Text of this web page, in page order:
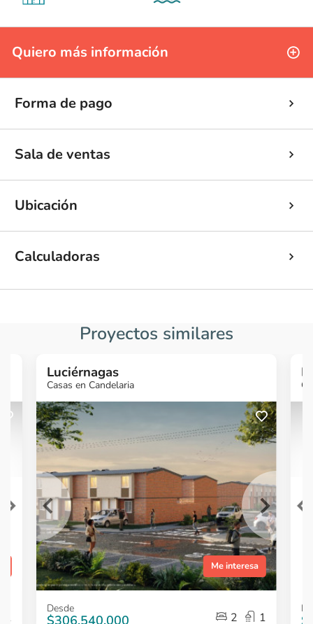
Quiero más información
Forma de pago
Sala de ventas
Ubicación
Calculadoras
Proyectos similares
1
Luciérnagas
Casas en Candelaria
Me interesa
Desde
2 1